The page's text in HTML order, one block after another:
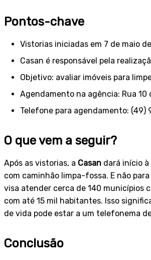
Pontos-chave
Vistorias iniciadas em 7 de maio
Casan é responsável pela
Objetivo: avaliar imóveis para
Agendamento na agência: Rua 10
Telefone para agendamento: (49)
O que vem a seguir?
Após as vistorias, a Casan dará início
com caminhão limpa-fossa. E não para
visa atender cerca de 140 municípios
com até 15 mil habitantes. Isso
de vida pode estar a um telefonema
Conclusão